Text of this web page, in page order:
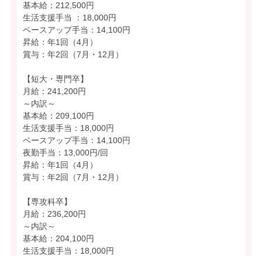
基本給：212,500円
生活支援手当 ：18,000円
ベースアップ手当：14,100円
昇給：年1回（4月）
賞与：年2回（7月・12月）
【短大・専門卒】
月給：241,200円
～内訳～
基本給：209,100円
生活支援手当：18,000円
ベースアップ手当：14,100円
夜勤手当：13,000円/回
昇給：年1回（4月）
賞与：年2回（7月・12月）
【専攻科卒】
月給：236,200円
～内訳～
基本給：204,100円
生活支援手当：18,000円